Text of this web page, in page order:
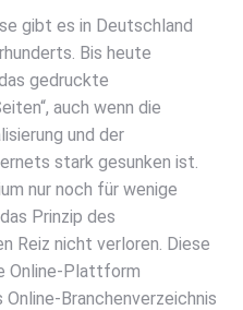
gibt es in Deutschland
Bis heute
gedruckte
auch wenn die
und der
stark gesunken ist.
nur noch für wenige
Prinzip des
Reiz nicht verloren. Diese
Online-Plattform
Branchenverzeichnis